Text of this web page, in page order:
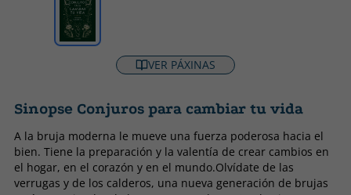
VER PÁXINAS
Sinopse Conjuros para cambiar tu vida
A la bruja moderna le mueve una fuerza poderosa hacia el
bien. Tiene la preparación y la valentía de crear cambios en
el hogar, en el corazón y en el mundo.Olvídate de las
verrugas y de los calderos, una nueva generación de brujas